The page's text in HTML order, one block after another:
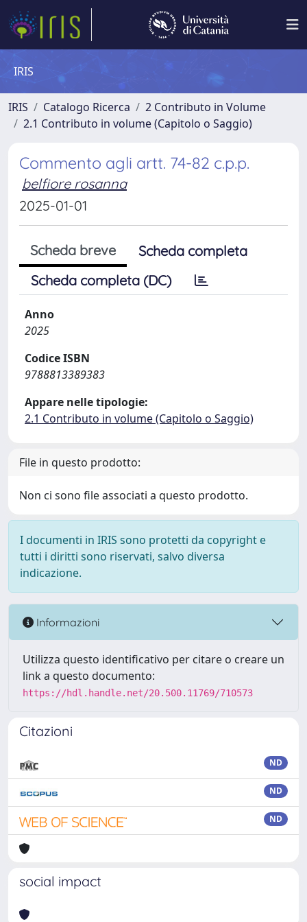
IRIS
IRIS Catalogo Ricerca
2 Contributo in Volume
2.1 Contributo in volume (Capitolo o Saggio)
Commento agli artt. 74-82 c.p.p.
belfiore rosanna
2025-01-01
Scheda breve
Scheda completa
Scheda completa (DC)
Anno
2025
Codice ISBN
9788813389383
Appare nelle tipologie:
2.1 Contributo in volume (Capitolo o Saggio)
File in questo prodotto:
Non ci sono file associati a questo prodotto.
I documenti in IRIS sono protetti da copyright e
tutti i diritti sono riservati, salvo diversa
indicazione.
Informazioni
Utilizza questo identificativo per citare o creare un
link a questo documento:
https://hdl.handle.net/20.500.11769/710573
Citazioni
ND
ND
ND
social impact